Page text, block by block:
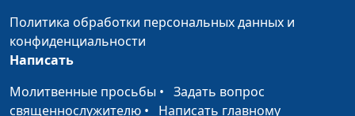
Души под
жертвенником
Добровольный голод
Эдуард Егизарян,
магистр богословия
Политика обработки персональных данных и
конфиденциальности
Написать
Молитвенные просьбы • Задать вопрос
священнослужителю • Написать главному